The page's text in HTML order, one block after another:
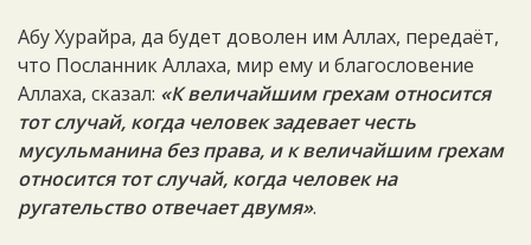
Абу Хурайра, да будет доволен им Аллах, передаёт,
что Посланник Аллаха, мир ему и благословение
Аллаха, сказал: «К величайшим грехам относится
тот случай, когда человек задевает честь
мусульманина без права, и к величайшим грехам
относится тот случай, когда человек на
ругательство отвечает двумя».